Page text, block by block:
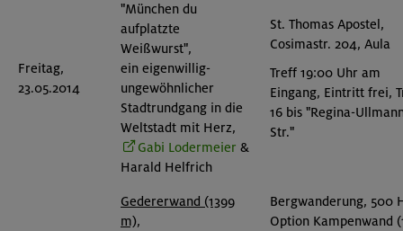
Freitag,
23.05.2014
"München du
aufplatzte
Weißwurst",
ein eigenwillig-
ungewöhnlicher
Stadtrundgang in die
Weltstadt mit Herz,
Gabi Lodermeier &
Harald Helfrich
St. Thomas Apostel,
Cosimastr. 204, Aula
Treff 19:00 Uhr am
Eingang, Eintritt frei,
16 bis "Regina-
Str."
Gedererwand (1399
m),
Bergwanderung, 500
Option Kampenwand